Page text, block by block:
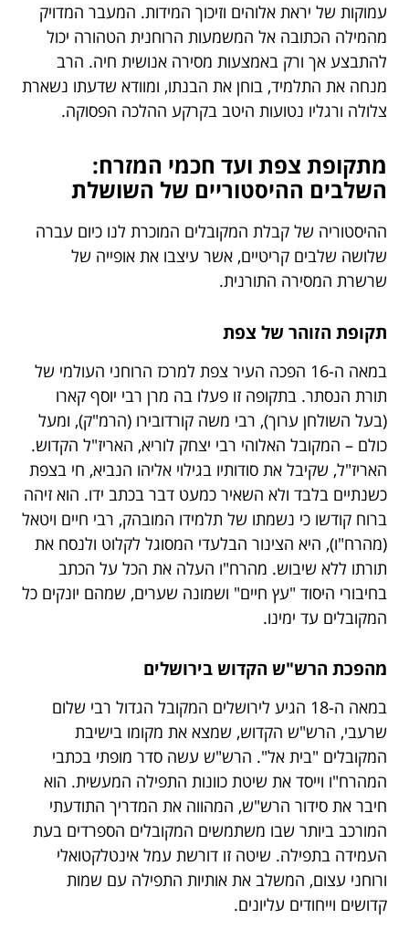
עמוקות של יראת אלוהים וזיכוך המידות. המעבר המדויק
מהמילה הכתובה אל המשמעות הרוחנית הטהורה יכול
להתבצע אך ורק באמצעות מסירה אנושית חיה. הרב
מנחה את התלמיד, בוחן את הבנתו, ומוודא שדעתו נשארת
צלולה ורגליו נטועות היטב בקרקע ההלכה הפסוקה.
מתקופת צפת ועד חכמי המזרח:
השלבים ההיסטוריים של השושלת
ההיסטוריה של קבלת המקובלים המוכרת לנו כיום עברה
שלושה שלבים קריטיים, אשר עיצבו את אופייה של
שרשרת המסירה התורנית.
תקופת הזוהר של צפת
במאה ה-16 הפכה העיר צפת למרכז הרוחני העולמי של
תורת הנסתר. בתקופה זו פעלו בה מרן רבי יוסף קארו
(בעל השולחן ערוך), רבי משה קורדובירו (הרמ"ק), ומעל
כולם – המקובל האלוהי רבי יצחק לוריא, האריז"ל הקדוש.
האריז"ל, שקיבל את סודותיו בגילוי אליהו הנביא, חי בצפת
כשנתיים בלבד ולא השאיר כמעט דבר בכתב ידו. הוא זיהה
ברוח קודשו כי נשמתו של תלמידו המובהק, רבי חיים ויטאל
(מהרח"ו), היא הצינור הבלעדי המסוגל לקלוט ולנסח את
תורתו ללא שיבוש. מהרח"ו העלה את הכל על הכתב
בחיבורי היסוד "עץ חיים" ושמונה שערים, שמהם יונקים כל
המקובלים עד ימינו.
מהפכת הרש"ש הקדוש בירושלים
במאה ה-18 הגיע לירושלים המקובל הגדול רבי שלום
שרעבי, הרש"ש הקדוש, שמצא את מקומו בישיבת
המקובלים "בית אל". הרש"ש עשה סדר מופתי בכתבי
המהרח"ו וייסד את שיטת כוונות התפילה המעשית. הוא
חיבר את סידור הרש"ש, המהווה את המדריך התודעתי
המורכב ביותר שבו משתמשים המקובלים הספרדים בעת
העמידה בתפילה. שיטה זו דורשת עמל אינטלקטואלי
ורוחני עצום, המשלב את אותיות התפילה עם שמות
קדושים וייחודים עליונים.